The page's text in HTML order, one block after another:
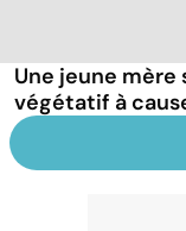
Une jeune
végétatif à